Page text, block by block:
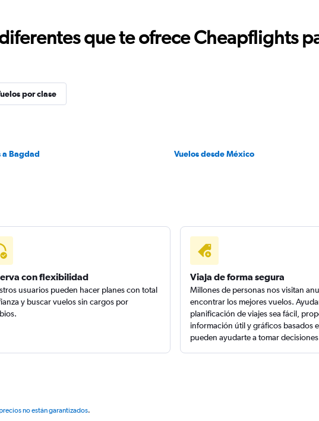
que te ofrece Cheapflights
por clase
a Bagdad
Vuelos desde México
con flexibilidad
usuarios pueden hacer planes con total
y buscar vuelos sin cargos por
Viaja de forma segura
Millones de personas nos visitan
encontrar los mejores vuelos.
planificación de viajes sea fácil,
información útil y gráficos basados
pueden ayudarte a tomar
no están garantizados.